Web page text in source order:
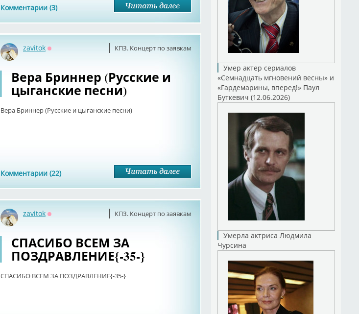
Комментарии (3)
КПЗ. Концерт по заявкам
zavitok
Вера Бриннер (Русские и
цыганские песни)
Вера Бриннер (Русские и цыганские песни)
Комментарии (22)
КПЗ. Концерт по заявкам
zavitok
СПАСИБО ВСЕМ ЗА
ПОЗДРАВЛЕНИЕ{-35-}
СПАСИБО ВСЕМ ЗА ПОЗДРАВЛЕНИЕ{-35-}
Умер актер сериалов
«Семнадцать мгновений весны» и
«Гардемарины, вперед!» Паул
Буткевич (12.06.2026)
Умерла актриса Людмила
Чурсина